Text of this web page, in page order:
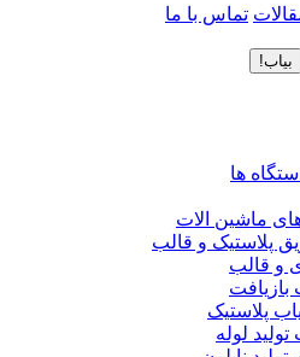
تماس با ما
بیاب!
ها
ماشین الات
پلاستیک و قالب
و قالب
بازیافت
پلاستیک
لوله